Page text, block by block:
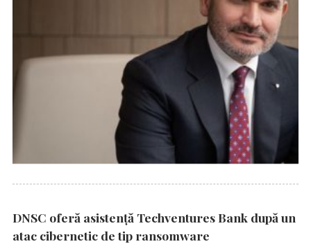
DNSC oferă asistență Techventures Bank după un
atac cibernetic de tip ransomware